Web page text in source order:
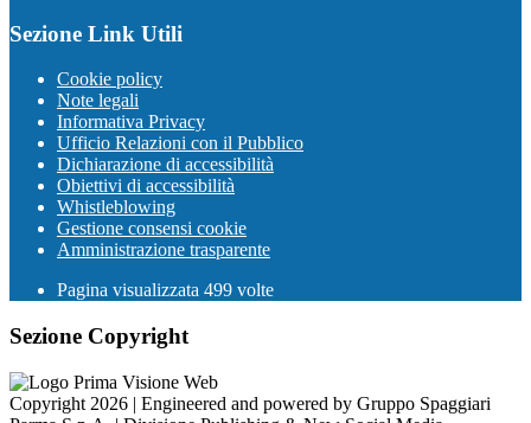
Sezione Link Utili
Cookie policy
Note legali
Informativa Privacy
Ufficio Relazioni con il Pubblico
Dichiarazione di accessibilità
Obiettivi di accessibilità
Whistleblowing
Gestione consensi cookie
Amministrazione trasparente
Pagina visualizzata 499 volte
Sezione Copyright
Copyright 2026 | Engineered and powered by Gruppo Spaggiari